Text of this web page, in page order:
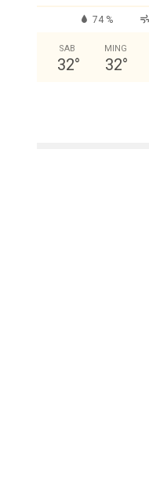
74 %
SAB
32°
MING
32°